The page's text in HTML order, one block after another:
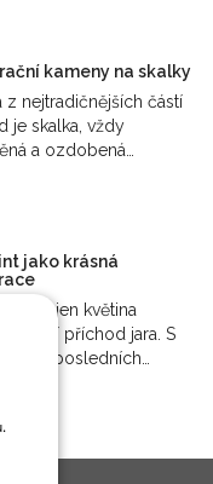
kameny na skalky
z nejtradičnějších částí
je skalka, vždy
a ozdobená…
jako krásná
není jen květina
příchod jara. S
je v posledních…